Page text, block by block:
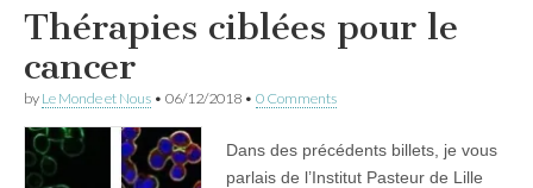
Thérapies ciblées pour le
cancer
by Le Monde et Nous • 06/12/2018 • 0 Comments
Dans des précédents billets, je vous
parlais de l’Institut Pasteur de Lille